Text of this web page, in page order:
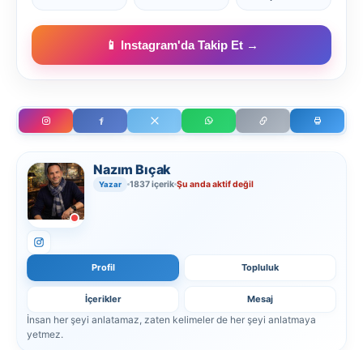
📱 Instagram'da Takip Et →
Nazım Bıçak
Yazar 1837 içerik Şu anda aktif değil
Profil Topluluk
İçerikler Mesaj
İnsan her şeyi anlatamaz, zaten kelimeler de her şeyi anlatmaya
yetmez.